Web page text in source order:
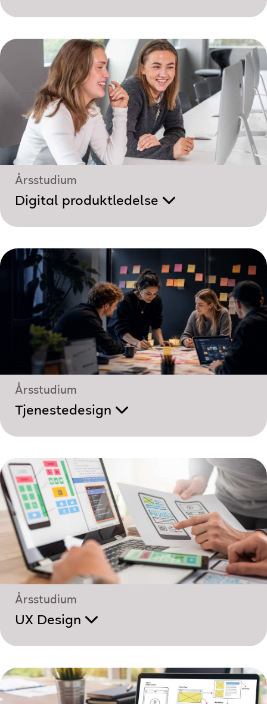
Årsstudium
Digital produktledelse
Årsstudium
Tjenestedesign
Årsstudium
UX Design